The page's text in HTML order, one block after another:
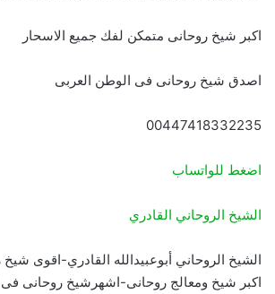
اكبر شيخ روحانى متمكن لفك جميع الاسحار
اصدق شيخ روحانى فى الوطن العربى
00447418332235
اضغط للواتساب
الشيخ الروحاني القادري
الشيخ الروحاني أبوعبيدالله القادري-اقوى
اكبر شيخ ومعالج روحانى-اشهرشيخ روحانى